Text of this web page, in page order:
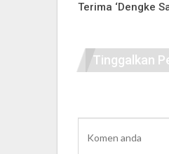
Terima ‘Dengke
Tinggalkan